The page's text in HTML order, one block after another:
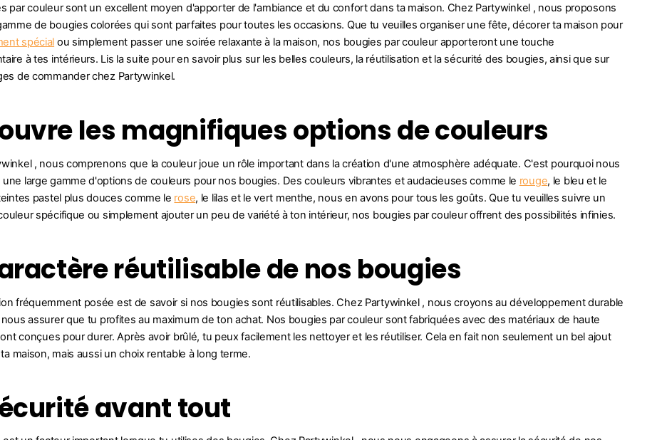
par couleur sont un excellent moyen d'apporter de l'ambiance et du confort dans ta maison. Chez Partywinkel , nous proposons
de bougies colorées qui sont parfaites pour toutes les occasions. Que tu veuilles organiser une fête, décorer ta maison pour
spécial ou simplement passer une soirée relaxante à la maison, nos bougies par couleur apporteront une touche
à tes intérieurs. Lis la suite pour en savoir plus sur les belles couleurs, la réutilisation et la sécurité des bougies, ainsi que sur
de commander chez Partywinkel.
les magnifiques options de couleurs
, nous comprenons que la couleur joue un rôle important dans la création d'une atmosphère adéquate. C'est pourquoi nous
large gamme d'options de couleurs pour nos bougies. Des couleurs vibrantes et audacieuses comme le rouge, le bleu et le
pastel plus douces comme le rose, le lilas et le vert menthe, nous en avons pour tous les goûts. Que tu veuilles suivre un
spécifique ou simplement ajouter un peu de variété à ton intérieur, nos bougies par couleur offrent des possibilités infinies.
réutilisable de nos bougies
fréquemment posée est de savoir si nos bougies sont réutilisables. Chez Partywinkel , nous croyons au développement durable
assurer que tu profites au maximum de ton achat. Nos bougies par couleur sont fabriquées avec des matériaux de haute
conçues pour durer. Après avoir brûlé, tu peux facilement les nettoyer et les réutiliser. Cela en fait non seulement un bel ajout
maison, mais aussi un choix rentable à long terme.
avant tout